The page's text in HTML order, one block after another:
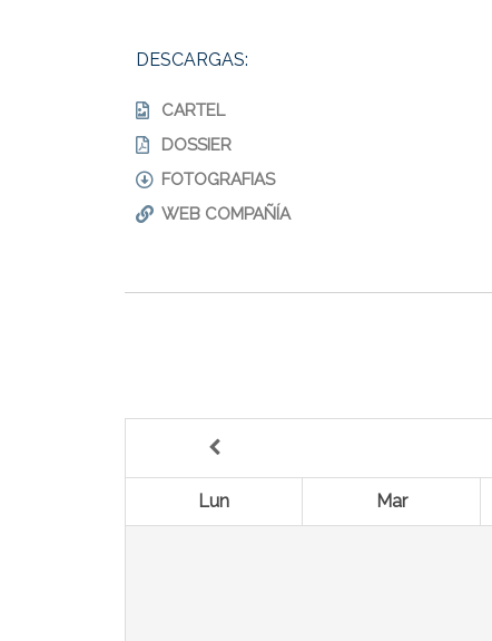
DESCARGAS:
CARTEL
DOSSIER
FOTOGRAFIAS
WEB COMPAÑÍA
Lun Mar